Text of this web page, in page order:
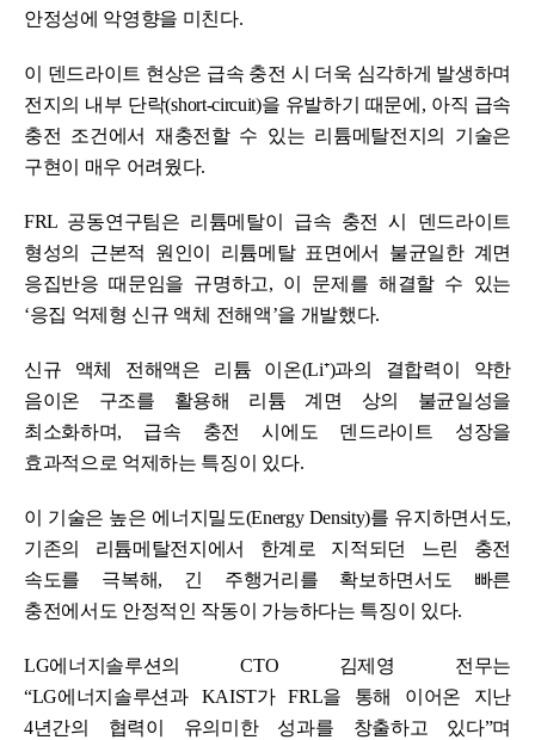
안정성에 악영향을 미친다.
이 덴드라이트 현상은 급속 충전 시 더욱 심각하게 발생하며
전지의 내부 단락(short-circuit)을 유발하기 때문에, 아직 급속
충전 조건에서 재충전할 수 있는 리튬메탈전지의 기술은
구현이 매우 어려웠다.
FRL 공동연구팀은 리튬메탈이 급속 충전 시 덴드라이트
형성의 근본적 원인이 리튬메탈 표면에서 불균일한 계면
응집반응 때문임을 규명하고, 이 문제를 해결할 수 있는
‘응집 억제형 신규 액체 전해액’을 개발했다.
신규 액체 전해액은 리튬 이온(Li⁺)과의 결합력이 약한
음이온 구조를 활용해 리튬 계면 상의 불균일성을
최소화하며, 급속 충전 시에도 덴드라이트 성장을
효과적으로 억제하는 특징이 있다.
이 기술은 높은 에너지밀도(Energy Density)를 유지하면서도,
기존의 리튬메탈전지에서 한계로 지적되던 느린 충전
속도를 극복해, 긴 주행거리를 확보하면서도 빠른
충전에서도 안정적인 작동이 가능하다는 특징이 있다.
LG에너지솔루션의 CTO 김제영 전무는
“LG에너지솔루션과 KAIST가 FRL을 통해 이어온 지난
4년간의 협력이 유의미한 성과를 창출하고 있다”며